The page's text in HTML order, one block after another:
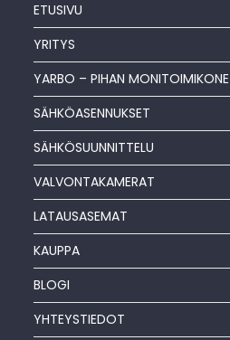
ETUSIVU
YRITYS
YARBO – PIHAN MONITOIMIKONE
SÄHKÖASENNUKSET
SÄHKÖSUUNNITTELU
VALVONTAKAMERAT
LATAUSASEMAT
KAUPPA
BLOGI
YHTEYSTIEDOT